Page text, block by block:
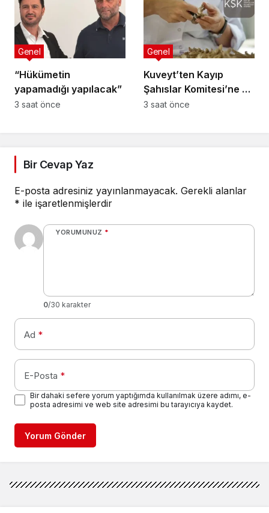
“Hükümetin
yapamadığı yapılacak”
Genel
3 saat önce
Kuveyt’ten Kayıp
Şahıslar Komitesi’ne 50
bin dolar katkı
Genel
3 saat önce
Bir Cevap Yaz
E-posta adresiniz yayınlanmayacak. Gerekli alanlar
* ile işaretlenmişlerdir
YORUMUNUZ *
0/30 karakter
Ad *
E-Posta *
Bir dahaki sefere yorum yaptığımda kullanılmak üzere adımı, e-
posta adresimi ve web site adresimi bu tarayıcıya kaydet.
Yorum Gönder